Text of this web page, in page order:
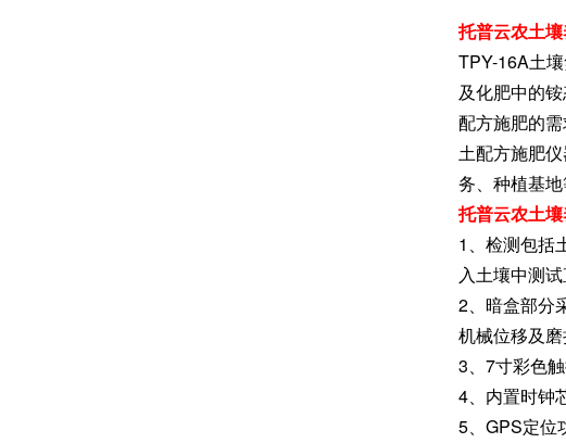
托普云农土
TPY-16A土
及化肥中的
配方施肥的
土配方施肥
务、种植基地
托普云农土
1、检测包括
入土壤中测试
2、暗盒部分
机械位移及磨
3、7寸彩色
4、内置时钟
5、GPS定位